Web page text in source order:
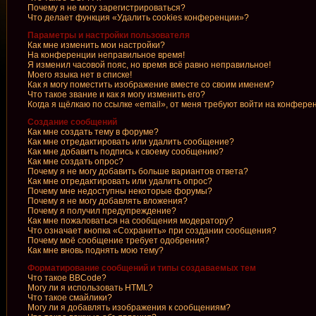
Почему я не могу зарегистрироваться?
Что делает функция «Удалить cookies конференции»?
Параметры и настройки пользователя
Как мне изменить мои настройки?
На конференции неправильное время!
Я изменил часовой пояс, но время всё равно неправильное!
Моего языка нет в списке!
Как я могу поместить изображение вместе со своим именем?
Что такое звание и как я могу изменить его?
Когда я щёлкаю по ссылке «email», от меня требуют войти на
Создание сообщений
Как мне создать тему в форуме?
Как мне отредактировать или удалить сообщение?
Как мне добавить подпись к своему сообщению?
Как мне создать опрос?
Почему я не могу добавить больше вариантов ответа?
Как мне отредактировать или удалить опрос?
Почему мне недоступны некоторые форумы?
Почему я не могу добавлять вложения?
Почему я получил предупреждение?
Как мне пожаловаться на сообщения модератору?
Что означает кнопка «Сохранить» при создании сообщения?
Почему моё сообщение требует одобрения?
Как мне вновь поднять мою тему?
Форматирование сообщений и типы создаваемых тем
Что такое BBCode?
Могу ли я использовать HTML?
Что такое смайлики?
Могу ли я добавлять изображения к сообщениям?